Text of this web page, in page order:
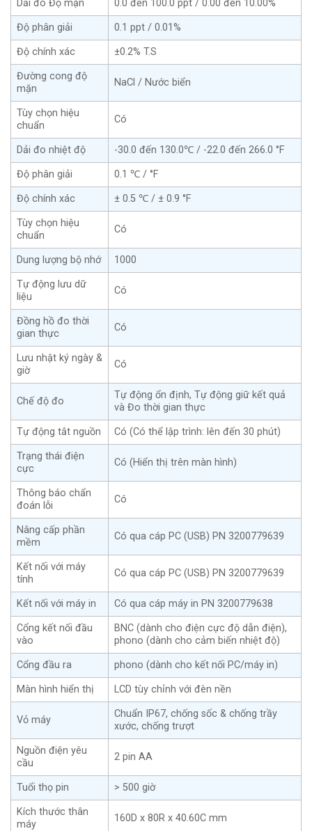
Dải đo Độ mặn 0.0 đến 100.0 ppt / 0.00 đến 10.00%
Độ phân giải 0.1 ppt / 0.01%
Độ chính xác ±0.2% T.S
Đường cong độ
mặn
NaCl / Nước biển
Tùy chọn hiệu
chuẩn
Có
Dải đo nhiệt độ -30.0 đến 130.0℃ / -22.0 đến 266.0 °F
Độ phân giải 0.1 ℃ / °F
Độ chính xác ± 0.5 ℃ / ± 0.9 °F
Tùy chọn hiệu
chuẩn
Có
Dung lượng bộ nhớ 1000
Tự động lưu dữ
liệu
Có
Đồng hồ đo thời
gian thực
Có
Lưu nhật ký ngày &
giờ
Có
Chế độ đo
Tự động ổn định, Tự động giữ kết quả
và Đo thời gian thực
Tự động tắt nguồn Có (Có thể lập trình: lên đến 30 phút)
Trạng thái điện
cực
Có (Hiển thị trên màn hình)
Thông báo chẩn
đoán lỗi
Có
Nâng cấp phần
mềm
Có qua cáp PC (USB) PN 3200779639
Kết nối với máy
tính
Có qua cáp PC (USB) PN 3200779639
Kết nối với máy in Có qua cáp máy in PN 3200779638
Cổng kết nối đầu
vào
BNC (dành cho điện cực độ dẫn điện),
phono (dành cho cảm biến nhiệt độ)
Cổng đầu ra phono (dành cho kết nối PC/máy in)
Màn hình hiển thị LCD tùy chỉnh với đèn nền
Vỏ máy
Chuẩn IP67, chống sốc & chống trầy
xước, chống trượt
Nguồn điện yêu
cầu
2 pin AA
Tuổi thọ pin > 500 giờ
Kích thước thân
máy
160D x 80R x 40.60C mm